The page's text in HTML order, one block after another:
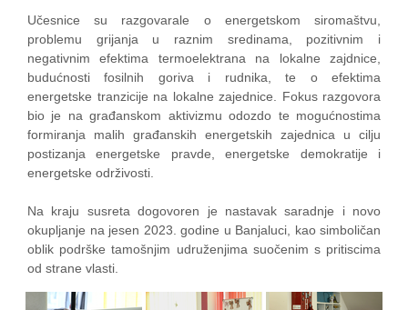
Učesnice su razgovarale o energetskom siromaštvu,
problemu grijanja u raznim sredinama, pozitivnim i
negativnim efektima termoelektrana na lokalne zajdnice,
budućnosti fosilnih goriva i rudnika, te o efektima
energetske tranzicije na lokalne zajednice. Fokus razgovora
bio je na građanskom aktivizmu odozdo te mogućnostima
formiranja malih građanskih energetskih zajednica u cilju
postizanja energetske pravde, energetske demokratije i
energetske održivosti.
Na kraju susreta dogovoren je nastavak saradnje i novo
okupljanje na jesen 2023. godine u Banjaluci, kao simboličan
oblik podrške tamošnjim udruženjima suočenim s pritiscima
od strane vlasti.